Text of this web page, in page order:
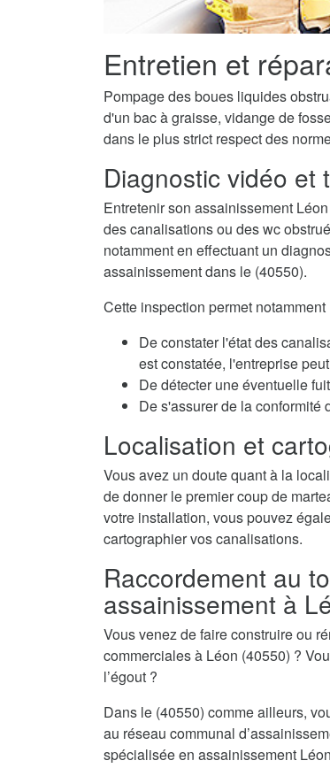
Entretien et
Pompage des boues liquides
d'un bac à graisse, vidange de
dans le plus strict respect des
Diagnostic vidéo et
Entretenir son assainissement
des canalisations ou des wc
notamment en effectuant un
assainissement dans le (40550).
Cette inspection permet notamment
De constater l'état des
est constatée, l'entreprise
De détecter une éventuelle
De s'assurer de la conformité
Localisation et
Vous avez un doute quant à la
de donner le premier coup de
votre installation, vous pouvez
cartographier vos canalisations.
Raccordement au
assainissement à
Vous venez de faire construire ou
commerciales à Léon (40550) ?
l’égout ?
Dans le (40550) comme ailleurs,
au réseau communal
spécialisée en assainissement